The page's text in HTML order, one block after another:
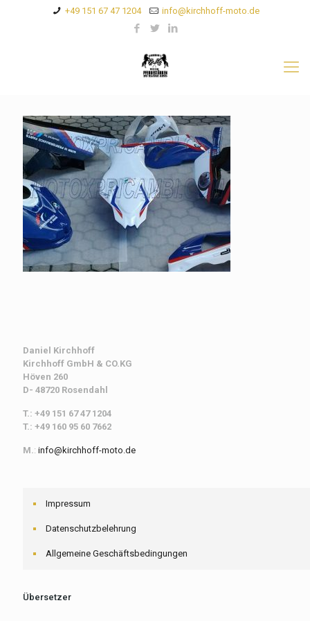
+49 151 67 47 1204 info@kirchhoff-moto.de
Daniel Kirchhoff
Kirchhoff GmbH & CO.KG
Höven 260
D- 48720 Rosendahl
T.: +49 151 67 47 1204
T.: +49 160 95 60 7662
M.: info@kirchhoff-moto.de
Impressum
Datenschutzbelehrung
Allgemeine Geschäftsbedingungen
Übersetzer